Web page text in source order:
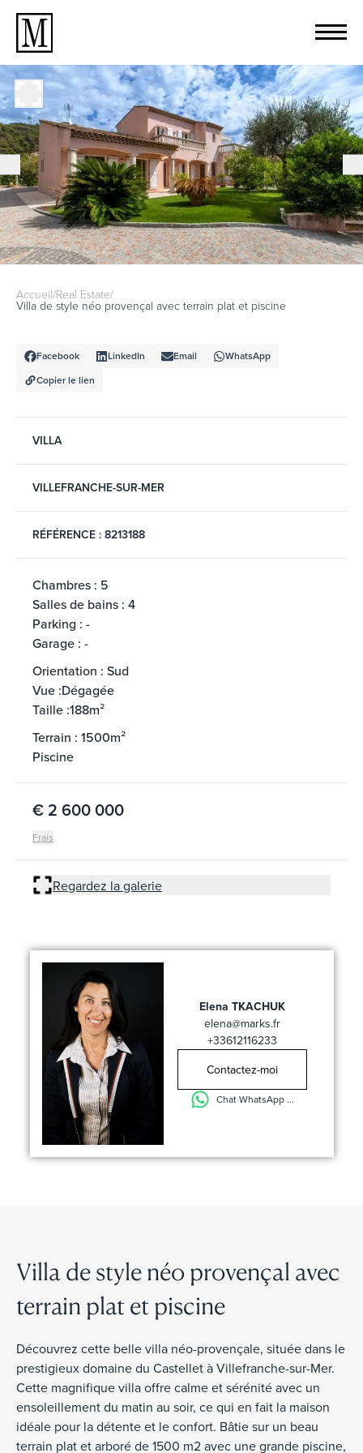
Accueil/Real Estate/
Villa de style néo provençal avec terrain plat et piscine
Facebook LinkedIn Email
WhatsApp
Copier le lien
VILLA
VILLEFRANCHE-SUR-MER
RÉFÉRENCE : 8213188
Chambres : 5
Salles de bains : 4
Parking : -
Garage : -
Orientation : Sud
Vue :Dégagée
Taille :188m²
Terrain : 1500m²
Piscine
€ 2 600 000
Frais
Regardez la galerie
Elena TKACHUK
elena@marks.fr
+33612116233
Contactez-moi
Chat WhatsApp ...
Villa de style néo provençal avec
terrain plat et piscine
Découvrez cette belle villa néo-provençale, située dans le
prestigieux domaine du Castellet à Villefranche-sur-Mer.
Cette magnifique villa offre calme et sérénité avec un
ensoleillement du matin au soir, ce qui en fait la maison
idéale pour la détente et le confort. Bâtie sur un beau
terrain plat et arboré de 1500 m2 avec une grande piscine,